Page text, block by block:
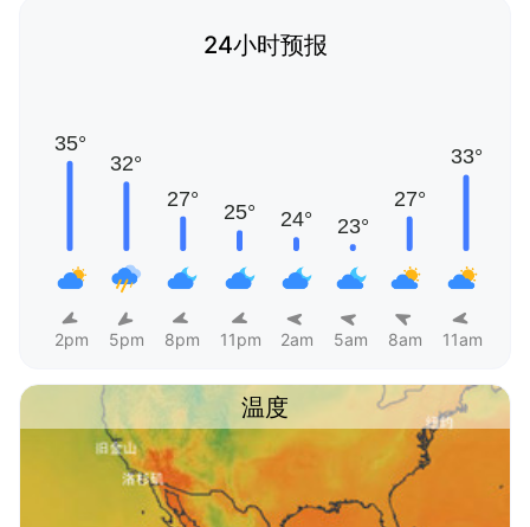
24小时预报
2pm 5pm 8pm 11pm 2am 5am 8am 11am
温度